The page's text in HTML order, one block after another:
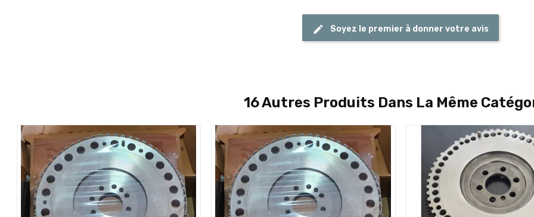
Soyez le premier à donner votre avis
16 Autres Produits Dans La Même